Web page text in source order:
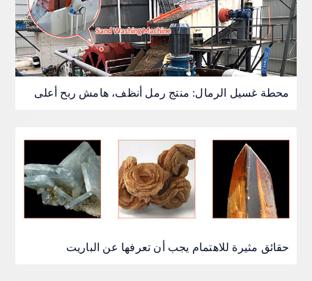
محطة غسيل الرمال: منتج رمل أنظف، هامش ربح أعلى
حقائق مثيرة للاهتمام يجب أن تعرفها عن الباريت